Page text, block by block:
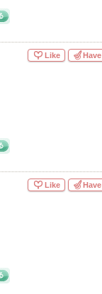
Like Have
Like Have